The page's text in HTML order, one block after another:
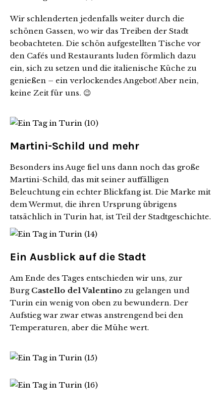
Wir schlenderten jedenfalls weiter durch die
schönen Gassen, wo wir das Treiben der Stadt
beobachteten. Die schön aufgestellten Tische vor
den Cafés und Restaurants luden förmlich dazu
ein, sich zu setzen und die italienische Küche zu
genießen – ein verlockendes Angebot! Aber nein,
keine Zeit für uns. 😉
Martini-Schild und mehr
Besonders ins Auge fiel uns dann noch das große
Martini-Schild, das mit seiner auffälligen
Beleuchtung ein echter Blickfang ist. Die Marke mit
dem Wermut, die ihren Ursprung übrigens
tatsächlich in Turin hat, ist Teil der Stadtgeschichte.
Ein Ausblick auf die Stadt
Am Ende des Tages entschieden wir uns, zur
Burg Castello del Valentino zu gelangen und
Turin ein wenig von oben zu bewundern. Der
Aufstieg war zwar etwas anstrengend bei den
Temperaturen, aber die Mühe wert.